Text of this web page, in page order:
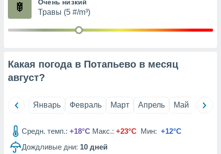
этого вы
согласие
» или
cookie
доступ
Очень низкий
Травы (5 #/m³)
Какая погода в Потапьево в месяц
август?
Январь Февраль Март Апрель Май Июнь
Средн. темп.: +18°C Макс.: +23°C Мин: +12°C
Дождливые дни: 10 дней